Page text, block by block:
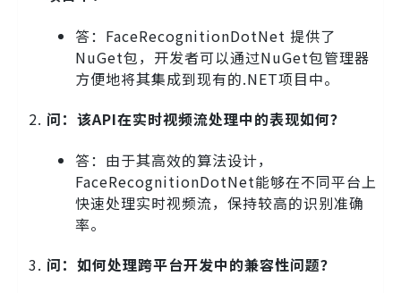
答：FaceRecognitionDotNet 提供了
NuGet包，开发者可以通过NuGet包管理器
方便地将其集成到现有的.NET项目中。
问：该API在实时视频流处理中的表现如何？
答：由于其高效的算法设计，
FaceRecognitionDotNet能够在不同平台上
快速处理实时视频流，保持较高的识别准确
率。
问：如何处理跨平台开发中的兼容性问题？